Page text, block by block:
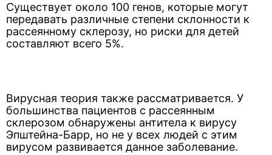
Существует около 100 генов, которые могут
передавать различные степени склонности к
рассеянному склерозу, но риски для детей
составляют всего 5%.
Вирусная теория также рассматривается. У
большинства пациентов с рассеянным
склерозом обнаружены антитела к вирусу
Эпштейна-Барр, но не у всех людей с этим
вирусом развивается данное заболевание.